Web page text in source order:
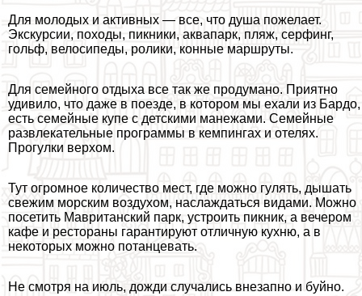
Для молодых и активных — все, что душа пожелает.
Экскурсии, походы, пикники, аквапарк, пляж, серфинг,
гольф, велосипеды, ролики, конные маршруты.
Для семейного отдыха все так же продумано. Приятно
удивило, что даже в поезде, в котором мы ехали из Бардо,
есть семейные купе с детскими манежами. Семейные
развлекательные программы в кемпингах и отелях.
Прогулки верхом.
Тут огромное количество мест, где можно гулять, дышать
свежим морским воздухом, наслаждаться видами. Можно
посетить Мавританский парк, устроить пикник, а вечером
кафе и рестораны гарантируют отличную кухню, а в
некоторых можно потанцевать.
Не смотря на июль, дожди случались внезапно и буйно.